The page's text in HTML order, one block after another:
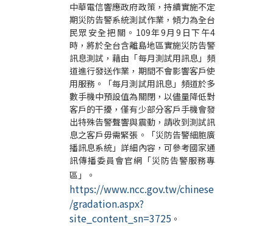
中華電信響應政府政策，持續實施不定
期災防告警系統測試作業，傾力為全台
民眾安全把關。 109年9月9 日下午4
時，將於全台含離島地區實施災防告警
訊息測試，藉由「每月測試用訊息」頻
道進行發送作業，期間不會影響客戶使
用服務。「每月測試用訊息」頻道於多
數手機中預設值為關閉，以儘量降低對
客戶的干擾，僅有少部分客戶手機會發
出特殊告警聲響與震動，請收到測試訊
息之客戶毋需緊張。「災防告警細胞廣
播訊息系統」詳細內容，可參考國家通
訊傳播委員會官網「災防告警服務專
區」。
https://www.ncc.gov.tw/chinese
/gradation.aspx?
site_content_sn=3725。